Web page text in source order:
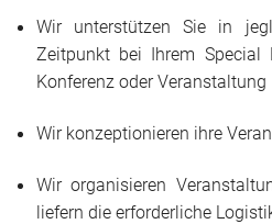
Das war 2018
Das war 2017
Das war 2016
Das war 2015
Wir unterstützen Sie in
Zeitpunkt bei Ihrem Special
Konferenz oder Veranstaltung
Wir konzeptionieren ihre
Wir organisieren
liefern die erforderliche